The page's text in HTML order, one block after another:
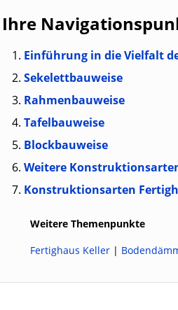
Ihre
Einführung in die Vielfalt
Sekelettbauweise
Rahmenbauweise
Tafelbauweise
Blockbauweise
Weitere
Konstruktionsarten
Weitere Themenpunkte
Fertighaus Keller |